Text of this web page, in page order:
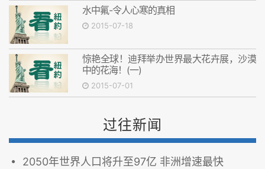
水中氟-令人心寒的真相
2015-07-18
惊艳全球！迪拜举办世界最大花卉展，沙漠
中的花海！(一)
2015-07-01
过往新闻
2050年世界人口将升至97亿 非洲增速最快